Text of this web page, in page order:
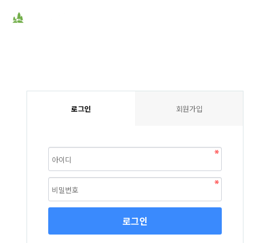
로그인 회원가입
로그인